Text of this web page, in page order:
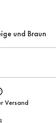
und Braun
Versand